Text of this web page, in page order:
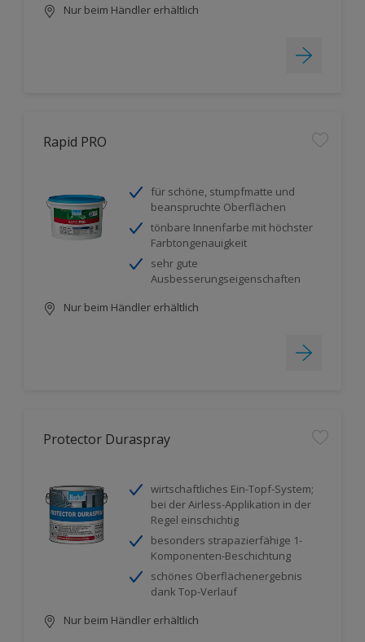
Nur beim Händler erhältlich
Rapid PRO
für schöne, stumpfmatte und
beanspruchte Oberflächen
tönbare Innenfarbe mit höchster
Farbtongenauigkeit
sehr gute
Ausbesserungseigenschaften
Nur beim Händler erhältlich
Protector Duraspray
wirtschaftliches Ein-Topf-System;
bei der Airless-Applikation in der
Regel einschichtig
besonders strapazierfähige 1-
Komponenten-Beschichtung
schönes Oberflächenergebnis
dank Top-Verlauf
Nur beim Händler erhältlich